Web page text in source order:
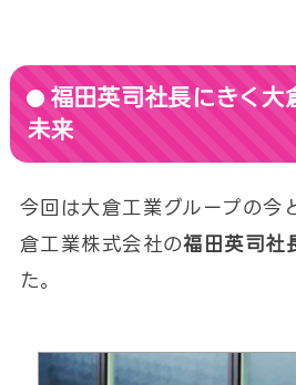
福田英司社長にきく大
未来
今回は大倉工業グループの今
倉工業株式会社の福田英司社
た。